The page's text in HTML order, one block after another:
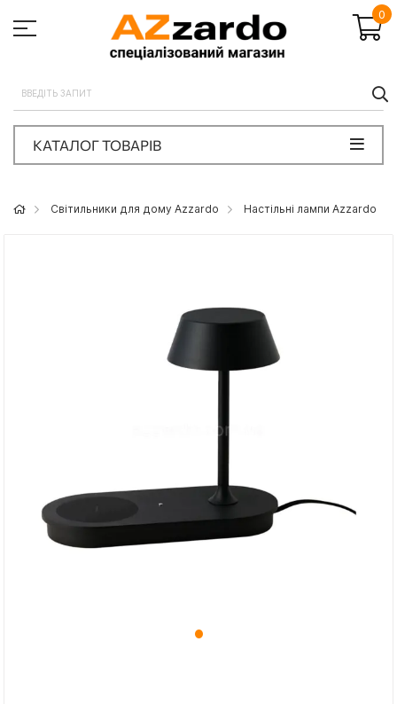
0
КАТАЛОГ ТОВАРІВ
Світильники для дому Azzardo Настільні лампи Azzardo